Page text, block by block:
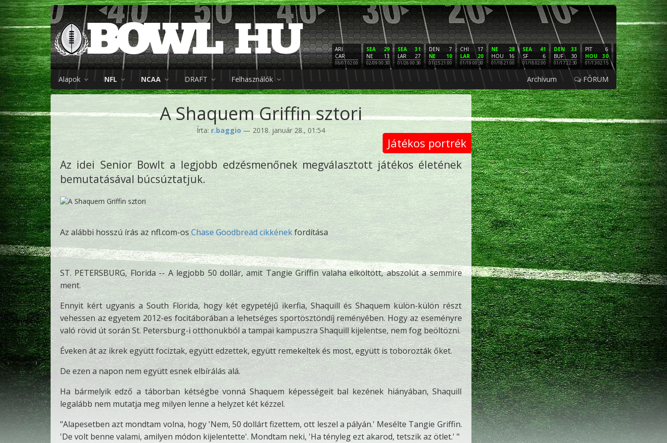
ARI
CAR
08/07 02:00
29
SEA
13
NE
02/09 00:30
31
SEA
27
LAR
01/26 00:30
7
DEN
10
NE
01/25 21:00
17
CHI
20
LAR
01/19 00:30
28
NE
16
HOU
01/18 21:00
41
SEA
6
SF
01/18 02:00
33
DEN
30
BUF
01/17 22:30
6
PIT
30
HOU
01/13 02:15
16
NE
3
LAC
01/12 02:00
PHI
SF
01/11
Alapok NFL NCAA DRAFT Felhasználók Archívum FÓRUM
A Shaquem Griffin sztori
Írta: r.baggio— 2018. január 28., 01:54
Játékos portrék
Az idei Senior Bowlt a legjobb edzésmenőnek megválasztott játékos életének
bemutatásával búcsúztatjuk.
Az alábbi hosszú írás az nfl.com-os Chase Goodbread cikkénekfordítása
ST. PETERSBURG, Florida -- A legjobb 50 dollár, amit Tangie Griffin valaha elköltött, abszolút a semmire
ment.
Ennyit kért ugyanis a South Florida, hogy két egypetéjű ikerfia, Shaquill és Shaquem külön-külön részt
vehessen az egyetem 2012-es focitáborában a lehetséges sportösztöndíj reményében. Hogy az eseményre
való rövid út során St. Petersburg-i otthonukból a tampai kampuszra Shaquill kijelentse, nem fog beöltözni.
Éveken át az ikrek együtt fociztak, együtt edzettek, együtt remekeltek és most, együtt is toborozták őket.
De ezen a napon nem együtt esnek elbírálás alá.
Ha bármelyik edző a táborban kétségbe vonná Shaquem képességeit bal kezének hiányában, Shaquill
legalább nem mutatja meg milyen lenne a helyzet két kézzel.
"Alapesetben azt mondtam volna, hogy 'Nem, 50 dollárt fizettem, ott leszel a pályán.' Mesélte Tangie Griffin.
'De volt benne valami, amilyen módon kijelentette'. Mondtam neki, 'Ha tényleg ezt akarod, tetszik az ötlet.' "